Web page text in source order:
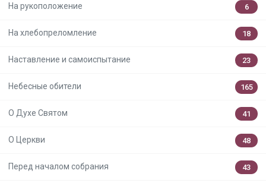
На рукоположение 6
На хлебопреломление 18
Наставление и самоиспытание 23
Небесные обители 165
О Духе Святом 41
О Церкви 48
Перед началом собрания 43